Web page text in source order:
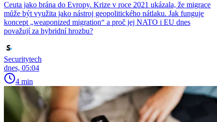
Ceuta jako brána do Evropy. Krize v roce 2021 ukázala, že migrace
může být využita jako nástroj geopolitického nátlaku. Jak funguje
koncept „weaponized migration“ a proč jej NATO i EU dnes
považují za hybridní hrozbu?
Securitytech
dnes, 05:04
4 min